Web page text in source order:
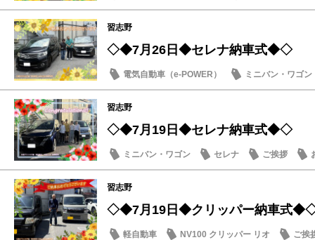
納車式
習志野
◇◆7月26日◆セレナ納車式◆◇
電気自動車（e-POWER）
ミニバン・ワゴン
納車式
習志野
◇◆7月19日◆セレナ納車式◆◇
ミニバン・ワゴン セレナ ご挨拶
習志野
◇◆7月19日◆クリッパー納車式
軽自動車 NV100 クリッパー リオ ご挨